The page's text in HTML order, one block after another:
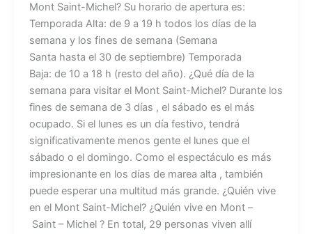
Mont Saint-Michel? Su horario de apertura es:
Temporada Alta: de 9 a 19 h todos los días de la
semana y los fines de semana (Semana
Santa hasta el 30 de septiembre) Temporada
Baja: de 10 a 18 h (resto del año). ¿Qué día de la
semana para visitar el Mont Saint-Michel? Durante los
fines de semana de 3 días , el sábado es el más
ocupado. Si el lunes es un día festivo, tendrá
significativamente menos gente el lunes que el
sábado o el domingo. Como el espectáculo es más
impresionante en los días de marea alta , también
puede esperar una multitud más grande. ¿Quién vive
en el Mont Saint-Michel? ¿Quién vive en Mont –
Saint – Michel ? En total, 29 personas viven allí